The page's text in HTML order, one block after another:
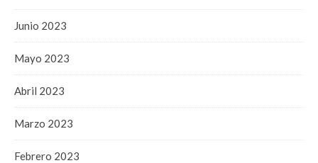
Junio 2023
Mayo 2023
Abril 2023
Marzo 2023
Febrero 2023